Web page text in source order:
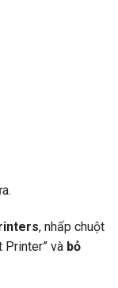
, nhấp chuột
Printer” và bỏ